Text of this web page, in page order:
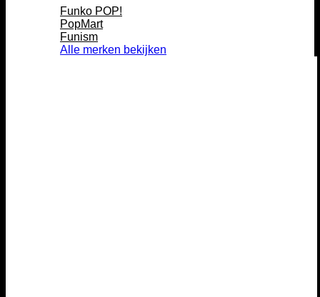
Funko POP!
PopMart
Funism
Alle merken bekijken